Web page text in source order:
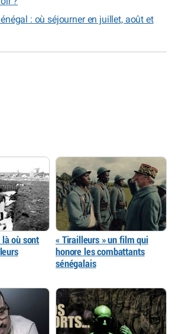
: où séjourner en juillet, août et
là où sont
« Tirailleurs » un film qui
honore les combattants
sénégalais